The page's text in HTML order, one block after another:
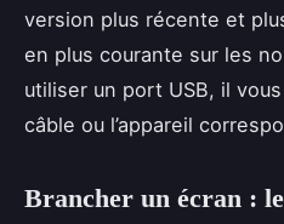
version plus récente et
en plus courante sur les
utiliser un port USB, il
câble ou l’appareil
Brancher un écran :